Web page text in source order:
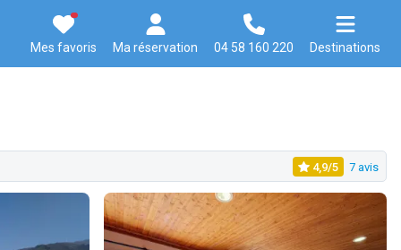
Mes favoris Ma réservation 04 58 160 220 Destinations
4,9/5 7 avis